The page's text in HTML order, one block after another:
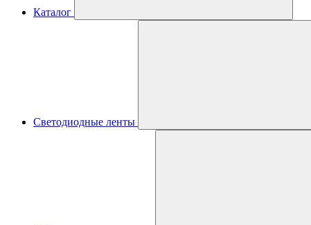
Каталог
Светодиодные ленты